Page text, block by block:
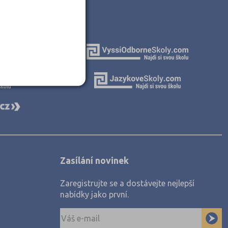
Zasílání novinek
Zaregistrujte se a dostávejte nejlepší
nabídky jako první.